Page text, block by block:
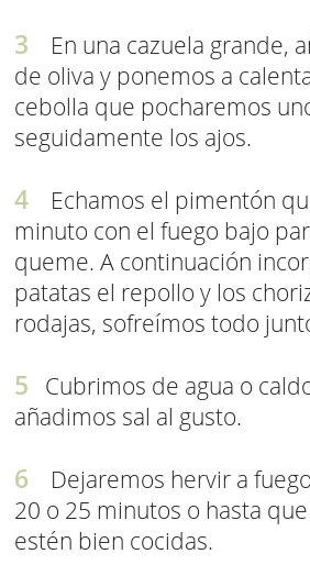
En una cazuela grande,
de oliva y ponemos a
cebolla que pocharemos
seguidamente los ajos.
Echamos el pimentón
minuto con el fuego bajo
queme. A continuación
patatas el repollo y los
rodajas, sofreímos todo
Cubrimos de agua o
añadimos sal al gusto.
Dejaremos hervir a
20 o 25 minutos o hasta
estén bien cocidas.